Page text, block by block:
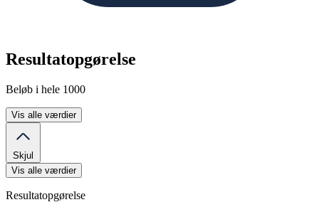
Resultatopgørelse
Beløb i hele 1000
Vis alle værdier
Skjul
Vis alle værdier
Resultatopgørelse